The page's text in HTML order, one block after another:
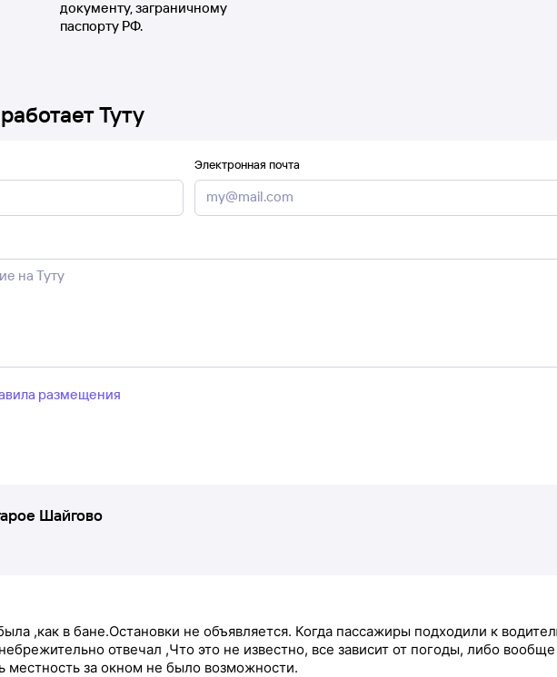
документу, заграничному
паспорту РФ.
Туту
Электронная почта
размещения
Шайгово
,как в бане.Остановки не объявляется. Когда пассажиры подходили к
отвечал ,Что это не известно, все зависит от погоды, либо
местность за окном не было возможности.